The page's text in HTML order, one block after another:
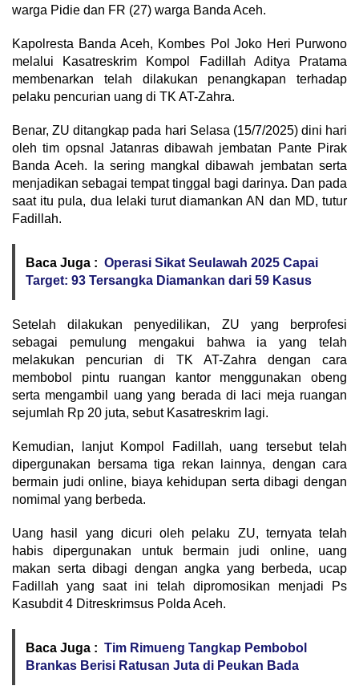
warga Pidie dan FR (27) warga Banda Aceh.
Kapolresta Banda Aceh, Kombes Pol Joko Heri Purwono
melalui Kasatreskrim Kompol Fadillah Aditya Pratama
membenarkan telah dilakukan penangkapan terhadap
pelaku pencurian uang di TK AT-Zahra.
Benar, ZU ditangkap pada hari Selasa (15/7/2025) dini hari
oleh tim opsnal Jatanras dibawah jembatan Pante Pirak
Banda Aceh. Ia sering mangkal dibawah jembatan serta
menjadikan sebagai tempat tinggal bagi darinya. Dan pada
saat itu pula, dua lelaki turut diamankan AN dan MD, tutur
Fadillah.
Baca Juga : Operasi Sikat Seulawah 2025 Capai
Target: 93 Tersangka Diamankan dari 59 Kasus
Setelah dilakukan penyedilikan, ZU yang berprofesi
sebagai pemulung mengakui bahwa ia yang telah
melakukan pencurian di TK AT-Zahra dengan cara
membobol pintu ruangan kantor menggunakan obeng
serta mengambil uang yang berada di laci meja ruangan
sejumlah Rp 20 juta, sebut Kasatreskrim lagi.
Kemudian, lanjut Kompol Fadillah, uang tersebut telah
dipergunakan bersama tiga rekan lainnya, dengan cara
bermain judi online, biaya kehidupan serta dibagi dengan
nomimal yang berbeda.
Uang hasil yang dicuri oleh pelaku ZU, ternyata telah
habis dipergunakan untuk bermain judi online, uang
makan serta dibagi dengan angka yang berbeda, ucap
Fadillah yang saat ini telah dipromosikan menjadi Ps
Kasubdit 4 Ditreskrimsus Polda Aceh.
Baca Juga : Tim Rimueng Tangkap Pembobol
Brankas Berisi Ratusan Juta di Peukan Bada